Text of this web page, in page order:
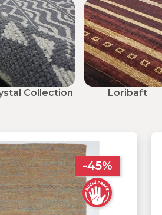
Collection Loribaft
-45%